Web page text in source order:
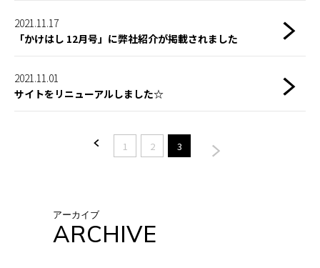
2021.11.17
「かけはし 12月号」に弊社紹介が掲載されました
2021.11.01
サイトをリニューアルしました☆
< 1 2 3 >
アーカイブ
ARCHIVE